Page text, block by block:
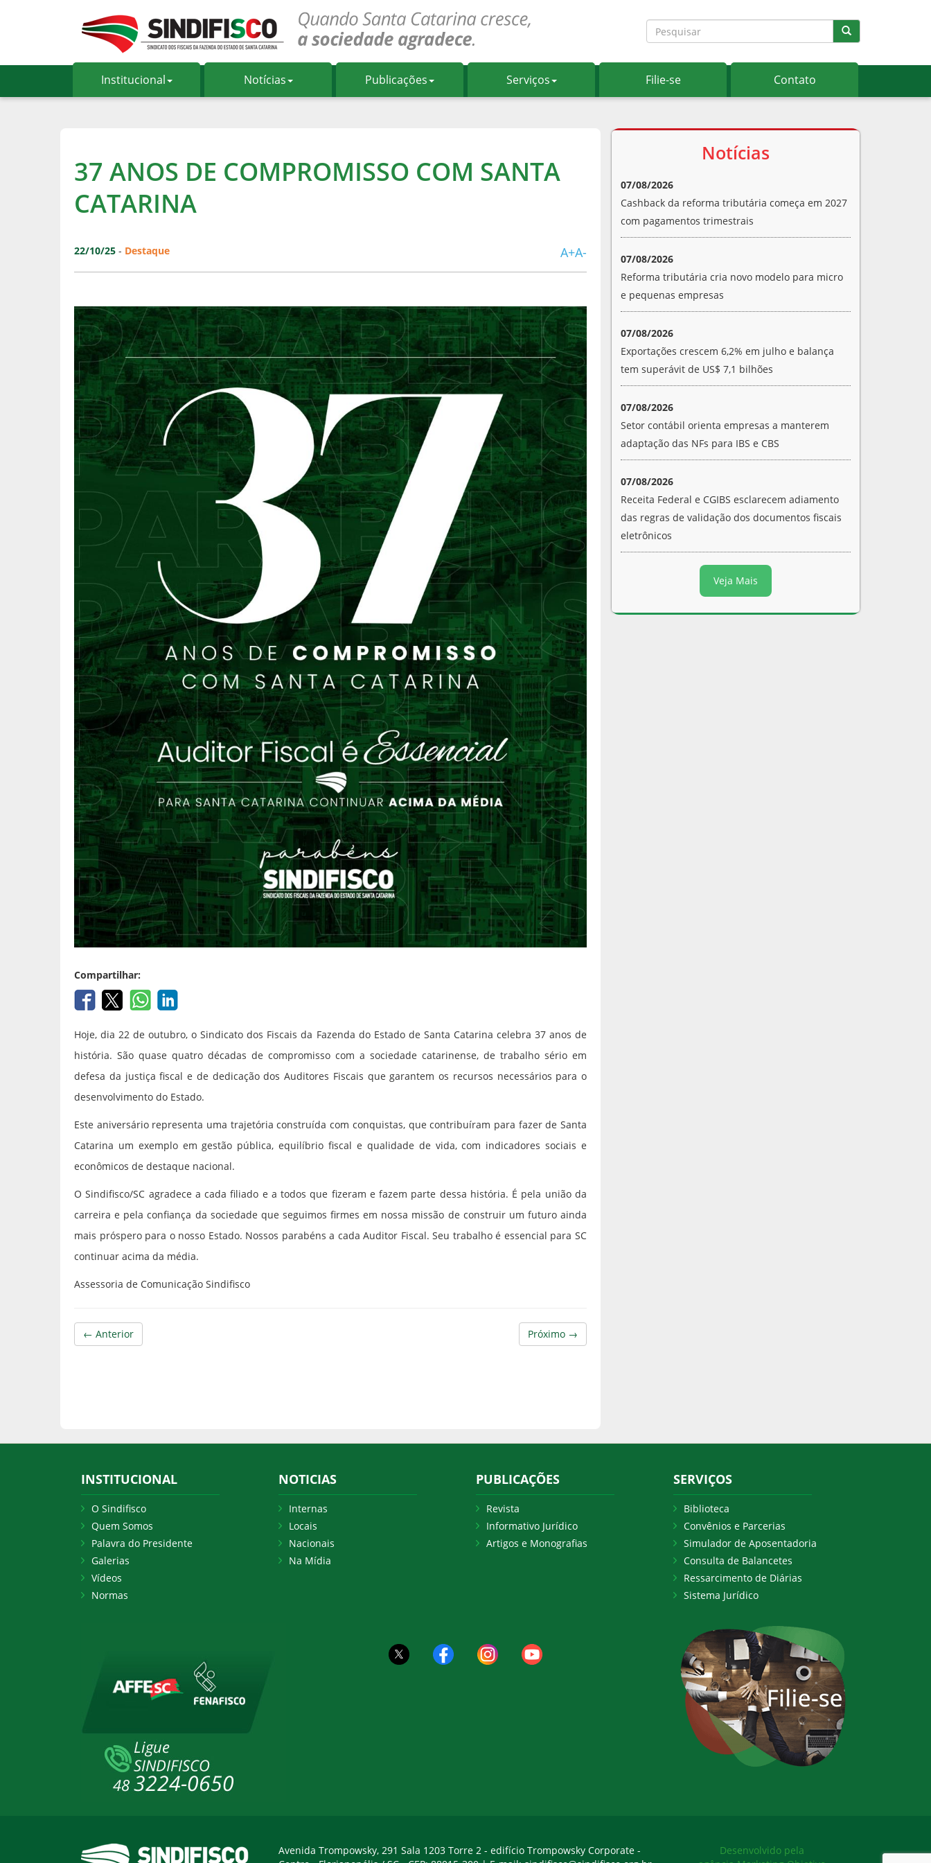
Institucional Notícias Publicações Serviços Filie-se Contato
37 ANOS DE COMPROMISSO COM SANTA
CATARINA
22/10/25 - Destaque A+A-
Compartilhar:
Hoje, dia 22 de outubro, o Sindicato dos Fiscais da Fazenda do Estado de Santa Catarina celebra 37 anos de
história. São quase quatro décadas de compromisso com a sociedade catarinense, de trabalho sério em
defesa da justiça fiscal e de dedicação dos Auditores Fiscais que garantem os recursos necessários para o
desenvolvimento do Estado.
Este aniversário representa uma trajetória construída com conquistas, que contribuíram para fazer de Santa
Catarina um exemplo em gestão pública, equilíbrio fiscal e qualidade de vida, com indicadores sociais e
econômicos de destaque nacional.
O Sindifisco/SC agradece a cada filiado e a todos que fizeram e fazem parte dessa história. É pela união da
carreira e pela confiança da sociedade que seguimos firmes em nossa missão de construir um futuro ainda
mais próspero para o nosso Estado. Nossos parabéns a cada Auditor Fiscal. Seu trabalho é essencial para SC
continuar acima da média.
Assessoria de Comunicação Sindifisco
Próximo →
← Anterior
Notícias
07/08/2026
Cashback da reforma tributária começa em 2027
com pagamentos trimestrais
07/08/2026
Reforma tributária cria novo modelo para micro
e pequenas empresas
07/08/2026
Exportações crescem 6,2% em julho e balança
tem superávit de US$ 7,1 bilhões
07/08/2026
Setor contábil orienta empresas a manterem
adaptação das NFs para IBS e CBS
07/08/2026
Receita Federal e CGIBS esclarecem adiamento
das regras de validação dos documentos fiscais
eletrônicos
Veja Mais
INSTITUCIONAL
O Sindifisco
Quem Somos
Palavra do Presidente
Galerias
Vídeos
Normas
NOTICIAS
Internas
Locais
Nacionais
Na Mídia
PUBLICAÇÕES
Revista
Informativo Jurídico
Artigos e Monografias
SERVIÇOS
Biblioteca
Convênios e Parcerias
Simulador de Aposentadoria
Consulta de Balancetes
Ressarcimento de Diárias
Sistema Jurídico
Avenida Trompowsky, 291 Sala 1203 Torre 2 - edifício Trompowsky Corporate -
Desenvolvido pela